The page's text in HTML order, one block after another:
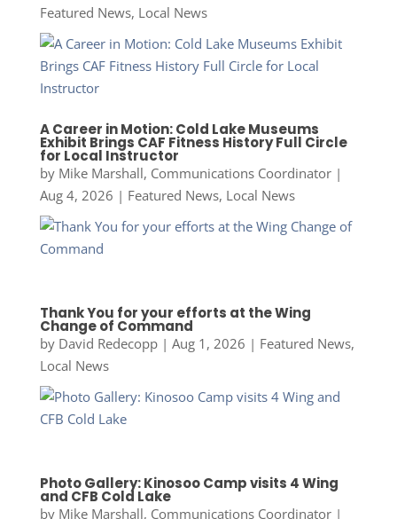
Featured News, Local News
A Career in Motion: Cold Lake Museums
Exhibit Brings CAF Fitness History Full Circle
for Local Instructor
by Mike Marshall, Communications Coordinator|
Aug 4, 2026 | Featured News, Local News
Thank You for your efforts at the Wing
Change of Command
by David Redecopp| Aug 1, 2026 | Featured News,
Local News
Photo Gallery: Kinosoo Camp visits 4 Wing
and CFB Cold Lake
by Mike Marshall, Communications Coordinator|